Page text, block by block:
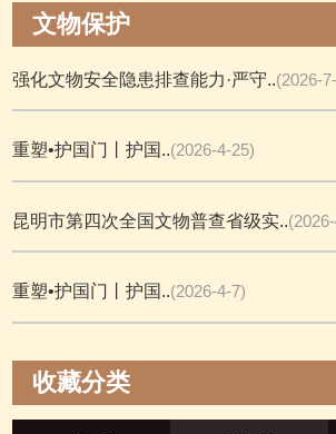
文物保护
强化文物安全隐患排查能力·严守..(2026-
重塑•护国门丨护国..(2026-4-25)
昆明市第四次全国文物普查省级实..
重塑•护国门丨护国..(2026-4-7)
收藏分类